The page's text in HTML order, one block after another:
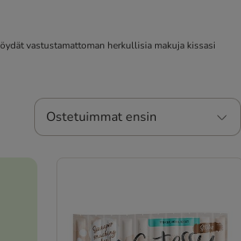
vastustamattoman herkullisia makuja kissasi
Ostetuimmat ensin